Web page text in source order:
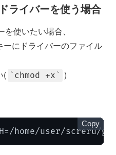
ライバーを使う場合
使いたい場合、
ーにドライバーのファイル
(
chmod +x
)
home/user/screru/
Copy